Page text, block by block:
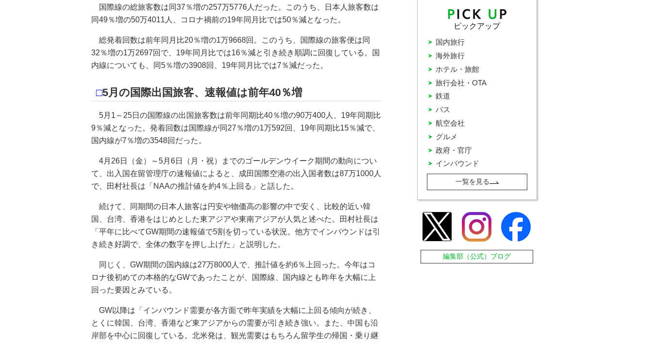
国際線の総旅客数は同37％増の257万5776人だった。このうち、日本人旅客数は
同49％増の50万4011人、コロナ禍前の19年同月比では50％減となった。
総発着回数は前年同月比20％増の1万9668回。このうち、国際線の旅客便は同
32％増の1万2697回で、19年同月比では16％減と引き続き順調に回復している。国
内線についても、同5％増の3908回、19年同月比では7％減だった。
□5月の国際出国旅客、速報値は前年40％増
5月1～25日の国際線の出国旅客数は前年同期比40％増の90万400人、19年同期比
9％減となった。発着回数は国際線が同27％増の1万592回、19年同期比15％減で、
国内線が7％増の3548回だった。
4月26日（金）～5月6日（月・祝）までのゴールデンウイーク期間の動向につい
て、出入国在留管理庁の速報値によると、成田国際空港の出入国者数は87万1000人
で、田村社長は「NAAの推計値を約4％上回る」と話した。
続けて、同期間の日本人旅客は円安や物価高の影響の中で安く、比較的近い韓
国、台湾、香港をはじめとした東アジアや東南アジアが人気と述べた。田村社長は
「平年に比べてGW期間の速報値で5割を切っている状況。他方でインバウンドは引
き続き好調で、全体の数字を押し上げた」と説明した。
同じく、GW期間の国内線は27万8000人で、推計値を約6％上回った。今年はコ
ロナ後初めての本格的なGWであったことが、国際線、国内線とも昨年を大幅に上
回った要因とみている。
GW以降は「インバウンド需要が各方面で昨年実績を大幅に上回る傾向が続き、
とくに韓国、台湾、香港など東アジアからの需要が引き続き強い。また、中国も沿
岸部を中心に回復している。北米発は、観光需要はもちろん留学生の帰国・乗り継
ピックアップ
インバウンド
グルメ
バス
ホテル・旅館
国内旅行
政府・官庁
旅行会社・OTA
海外旅行
航空会社
鉄道
一覧を見る
編集部（公式）ブログ